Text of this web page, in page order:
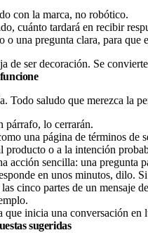
con la marca, no robótico.
cuánto tardará en recibir
o una pregunta clara, para que
de ser decoración. Se
Todo saludo que merezca la
párrafo, lo cerrarán.
una página de términos
producto o a la intención
acción sencilla: una pregunta
en unos minutos, dilo.
inicia una conversación en
sugeridas